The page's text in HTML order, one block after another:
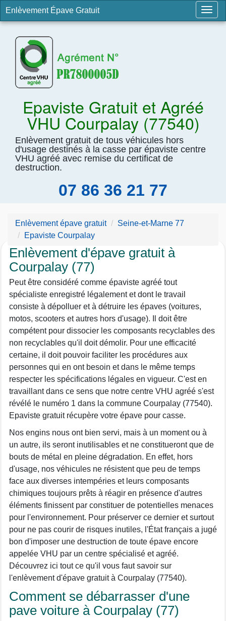
Enlèvement Épave Gratuit
Epaviste Gratuit et Agréé
VHU Courpalay (77540)
Enlèvement gratuit de tous véhicules hors
d'usage destinés à la casse par épaviste centre
VHU agréé avec remise du certificat de
destruction.
07 86 36 21 77
Enlèvement épave gratuit
Seine-et-Marne 77
Epaviste Courpalay
Enlèvement d'épave gratuit à
Courpalay (77)
Peut être considéré comme épaviste agréé tout
spécialiste enregistré légalement et dont le travail
consiste à dépolluer et à détruire les épaves (voitures,
motos, scooters et autres hors d'usage). Il doit être
compétent pour dissocier les composants recyclables des
non recyclables qu'il doit démolir. Pour une efficacité
certaine, il doit pouvoir faciliter les procédures aux
personnes qui en ont besoin et dans le même temps
respecter les spécifications légales en vigueur. C'est en
travaillant dans ce sens que notre centre VHU agréé s'est
révélé le numéro 1 dans la commune Courpalay (77540).
Epaviste gratuit récupère votre épave pour casse.
Nos engins nous ont bien servi, mais à un moment ou à
un autre, ils seront inutilisables et ne constitueront que de
bouts de métal en pleine dégradation. En effet, hors
d'usage, nos véhicules ne résistent que peu de temps
face aux diverses intempéries et leurs composants
chimiques toujours prêts à réagir en présence d'autres
éléments finissent par constituer de potentielles menaces
pour l'environnement. Pour préserver ce dernier et surtout
pour ne pas courir de risques inutiles, l'État français a jugé
bon d'imposer une destruction de toute épave encore
appelée VHU par un centre spécialisé et agréé.
Découvrez ici tout ce qu'il vous faut savoir sur
l'enlèvement d'épave gratuit à Courpalay (77540).
Comment se débarrasser d'une
pave voiture à Courpalay (77)